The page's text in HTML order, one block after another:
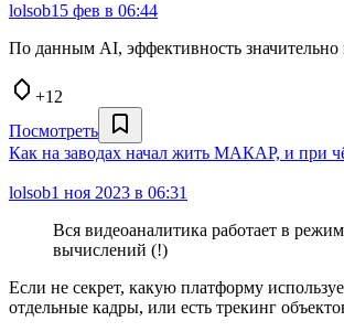
lolsob15 фев в 06:44
По данным AI, эффективность значительно
+12
Посмотреть
Как на заводах начал жить МАКАР, и при
lolsob1 ноя 2023 в 06:31
Вся видеоаналитика работает в
вычислений (!)
Если не секрет, какую платформу
отдельные кадры, или есть трекинг